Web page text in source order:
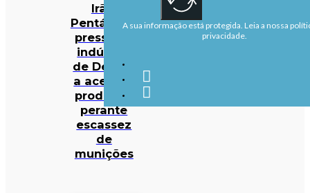
Irão:
Pentágono
pressiona
indústria
de Defesa
a acelerar
produção
perante
escassez
de
munições
A sua informação está protegida. Leia a nossa
privacidade.